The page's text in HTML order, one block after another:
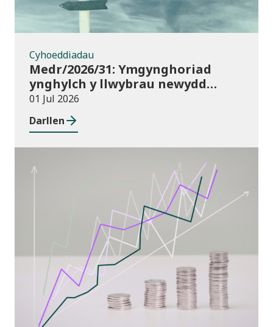
Cyhoeddiadau
Medr/2026/31: Ymgynghoriad
ynghylch y llwybrau newydd
arfaethedig yn y Fframwaith
Prentisiaeth Adeiladu a
Gwasanaethau Adeiladau
01 Jul 2026
Darllen
Cyhoeddiadau